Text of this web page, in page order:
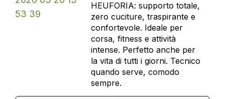
HEUFORIA: supporto totale,
zero cuciture, traspirante e
confortevole. Ideale per
corsa, fitness e attività
intense. Perfetto anche per
la vita di tutti i giorni. Tecnico
quando serve, comodo
sempre.